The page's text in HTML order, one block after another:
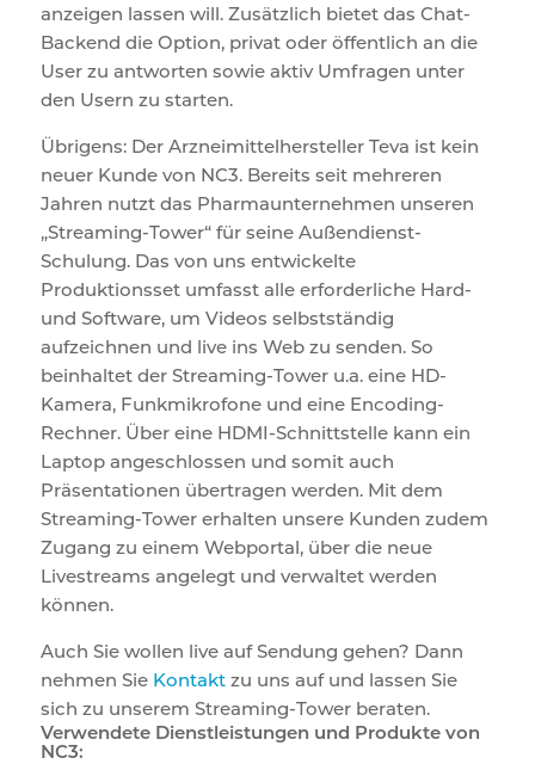
anzeigen lassen will. Zusätzlich bietet das Chat-
Backend die Option, privat oder öffentlich an die
User zu antworten sowie aktiv Umfragen unter
den Usern zu starten.
Übrigens: Der Arzneimittelhersteller Teva ist kein
neuer Kunde von NC3. Bereits seit mehreren
Jahren nutzt das Pharmaunternehmen unseren
„Streaming-Tower“ für seine Außendienst-
Schulung. Das von uns entwickelte
Produktionsset umfasst alle erforderliche Hard-
und Software, um Videos selbstständig
aufzeichnen und live ins Web zu senden. So
beinhaltet der Streaming-Tower u.a. eine HD-
Kamera, Funkmikrofone und eine Encoding-
Rechner. Über eine HDMI-Schnittstelle kann ein
Laptop angeschlossen und somit auch
Präsentationen übertragen werden. Mit dem
Streaming-Tower erhalten unsere Kunden zudem
Zugang zu einem Webportal, über die neue
Livestreams angelegt und verwaltet werden
können.
Auch Sie wollen live auf Sendung gehen? Dann
nehmen Sie Kontaktzu uns auf und lassen Sie
sich zu unserem Streaming-Tower beraten.
Verwendete Dienstleistungen und Produkte von
NC3: